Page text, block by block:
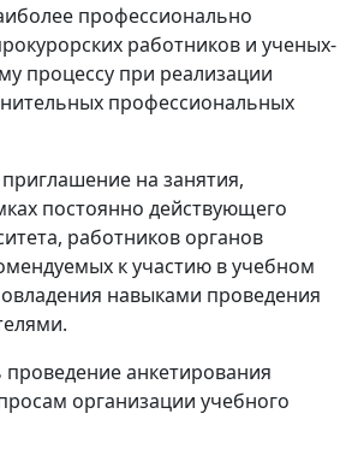
профессионально
работников и ученых-
процессу при реализации
профессиональных
на занятия,
постоянно действующего
работников органов
к участию в учебном
навыками проведения
анкетирования
организации учебного